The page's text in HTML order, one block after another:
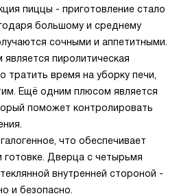
пиццы - приготовление стало
большому и среднему
сочными и аппетитными.
пиролитическая
тратить время на уборку печи,
Ещё одним плюсом является
поможет контролировать
что обеспечивает
Дверца с четырьмя
внутренней стороной -
и безопасно.